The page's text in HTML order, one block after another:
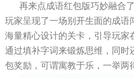
再来点成语红包版巧妙融合
玩家呈现了一场别开生面的成语
海量精心设计的关卡，引导玩家
通过填补字词来锻炼思维，同时
包奖励，可谓寓教于乐，一举两